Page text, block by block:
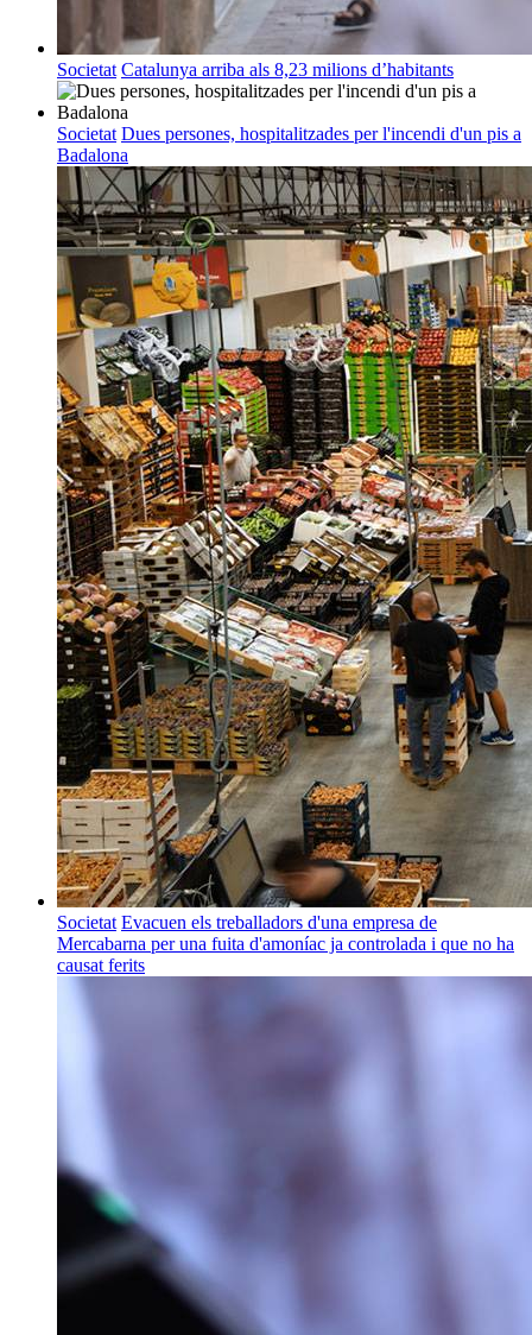
Societat Catalunya arriba als 8,23 milions d’habitants
Societat Dues persones, hospitalitzades per l'incendi d'un pis a
Badalona
Societat Evacuen els treballadors d'una empresa de
Mercabarna per una fuita d'amoníac ja controlada i que no ha
causat ferits